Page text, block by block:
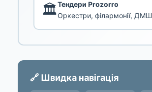
🏛️Тендери Prozorro
Оркестри, філармонії, ДМШ
🔗 Швидка навігація